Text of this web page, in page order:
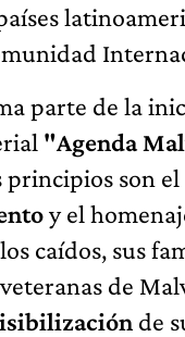
parte de la
"Agenda
principios son el
y el
caídos, sus
de
de